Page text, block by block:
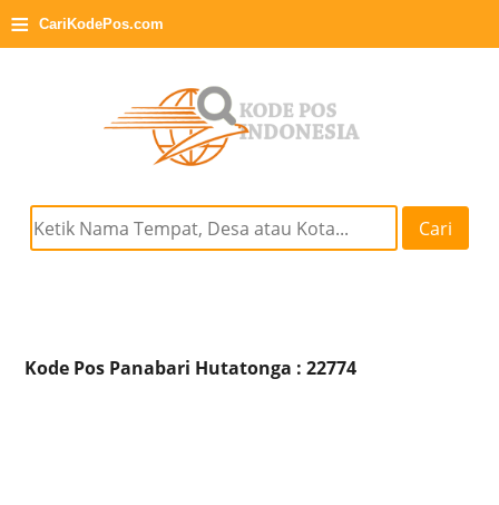
≡ CariKodePos.com
Cari
Kode Pos Panabari Hutatonga : 22774